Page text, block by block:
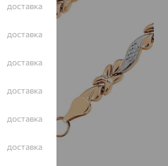
доставка
доставка
доставка
доставка
доставка
доставка